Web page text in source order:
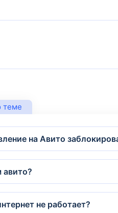
теме
на Авито
авито?
не работает?